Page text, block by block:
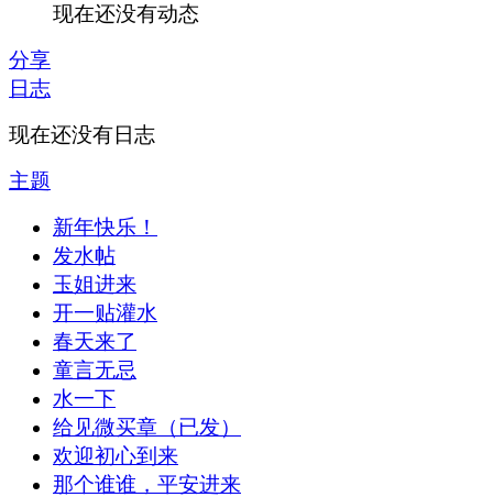
现在还没有动态
分享
日志
现在还没有日志
主题
新年快乐！
发水帖
玉姐进来
开一贴灌水
春天来了
童言无忌
水一下
给见微买章（已发）
欢迎初心到来
那个谁谁，平安进来